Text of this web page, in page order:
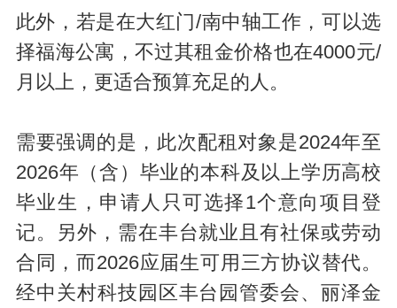
此外，若是在大红门/南中轴工作，可以选
择福海公寓，不过其租金价格也在4000元/
月以上，更适合预算充足的人。
需要强调的是，此次配租对象是2024年至
2026年（含）毕业的本科及以上学历高校
毕业生，申请人只可选择1个意向项目登
记。另外，需在丰台就业且有社保或劳动
合同，而2026应届生可用三方协议替代。
经中关村科技园区丰台园管委会、丽泽金